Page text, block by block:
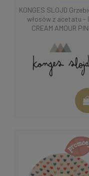
KONGES SLOJD
włosów z acetatu -
CREAM AMOUR